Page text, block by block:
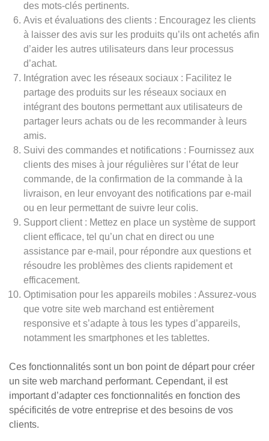
des mots-clés pertinents.
Avis et évaluations des clients : Encouragez les clients
à laisser des avis sur les produits qu’ils ont achetés afin
d’aider les autres utilisateurs dans leur processus
d’achat.
Intégration avec les réseaux sociaux : Facilitez le
partage des produits sur les réseaux sociaux en
intégrant des boutons permettant aux utilisateurs de
partager leurs achats ou de les recommander à leurs
amis.
Suivi des commandes et notifications : Fournissez aux
clients des mises à jour régulières sur l’état de leur
commande, de la confirmation de la commande à la
livraison, en leur envoyant des notifications par e-mail
ou en leur permettant de suivre leur colis.
Support client : Mettez en place un système de support
client efficace, tel qu’un chat en direct ou une
assistance par e-mail, pour répondre aux questions et
résoudre les problèmes des clients rapidement et
efficacement.
Optimisation pour les appareils mobiles : Assurez-vous
que votre site web marchand est entièrement
responsive et s’adapte à tous les types d’appareils,
notamment les smartphones et les tablettes.
Ces fonctionnalités sont un bon point de départ pour créer
un site web marchand performant. Cependant, il est
important d’adapter ces fonctionnalités en fonction des
spécificités de votre entreprise et des besoins de vos
clients.